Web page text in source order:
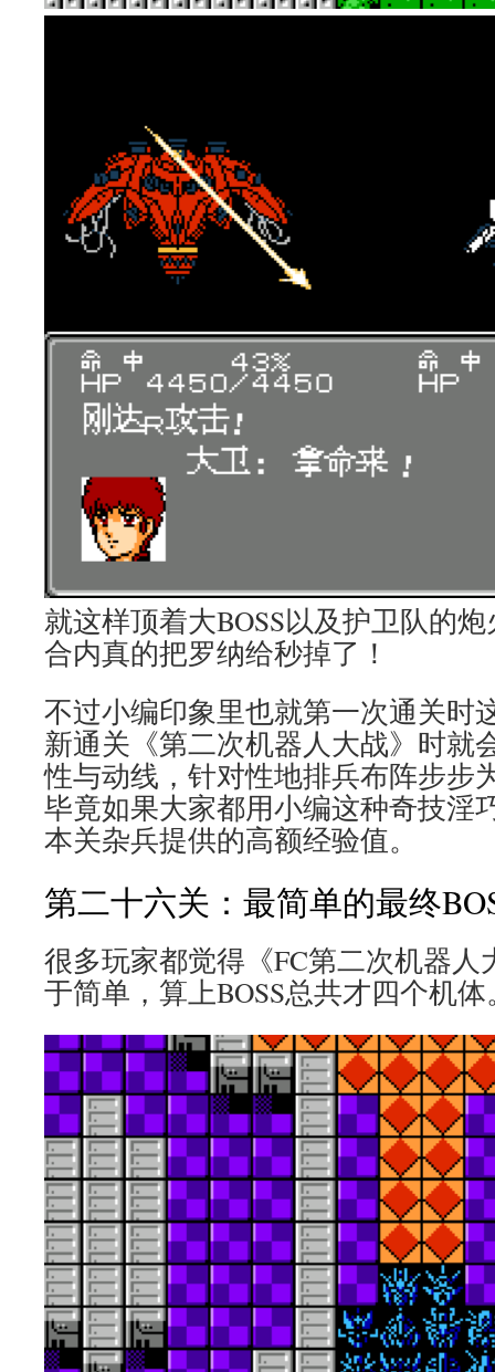
就这样顶着大BOSS以及护卫队的
合内真的把罗纳给秒掉了！
不过小编印象里也就第一次通关时
新通关《第二次机器人大战》时就
性与动线，针对性地排兵布阵步步
毕竟如果大家都用小编这种奇技淫
本关杂兵提供的高额经验值。
第二十六关：最简单的最终
很多玩家都觉得《FC第二次机器人
于简单，算上BOSS总共才四个机体